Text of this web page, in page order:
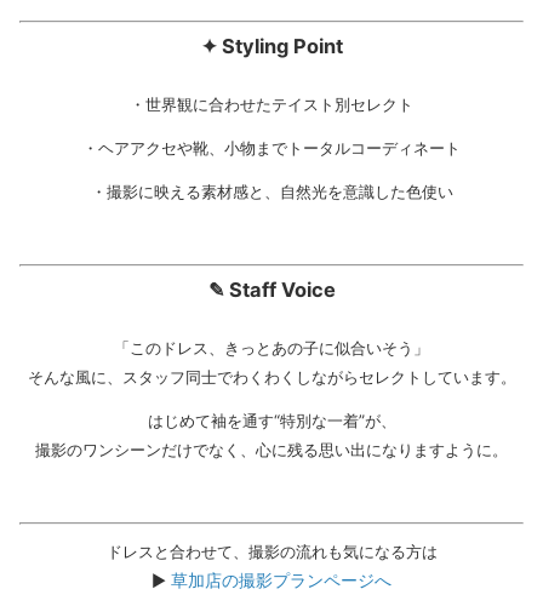
✦ Styling Point
・世界観に合わせたテイスト別セレクト
・ヘアアクセや靴、小物までトータルコーディネート
・撮影に映える素材感と、自然光を意識した色使い
✎ Staff Voice
「このドレス、きっとあの子に似合いそう」
そんな風に、スタッフ同士でわくわくしながらセレクトしています。
はじめて袖を通す“特別な一着”が、
撮影のワンシーンだけでなく、心に残る思い出になりますように。
ドレスと合わせて、撮影の流れも気になる方は
▶︎ 草加店の撮影プランページへ